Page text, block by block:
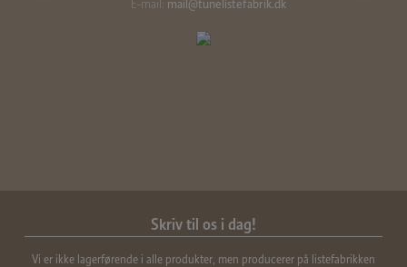
E-mail: mail@tunelistefabrik.dk
Skriv til os i dag!
Vi er ikke lagerførende i alle produkter, men producerer på listefabrikken